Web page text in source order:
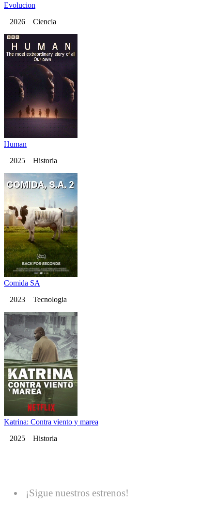
Evolucion
2026 Ciencia
Human
2025 Historia
Comida SA
2023 Tecnologia
Katrina: Contra viento y marea
2025 Historia
¡Sigue nuestros estrenos!